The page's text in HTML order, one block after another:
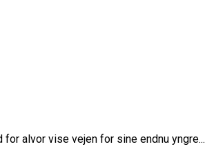
alvor vise vejen for sine endnu yngre...